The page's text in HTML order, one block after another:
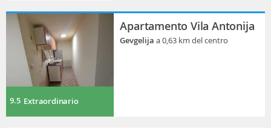
9.5 Extraordinario
Apartamento Vila Antonija
Gevgelijaa 0,63 km del centro